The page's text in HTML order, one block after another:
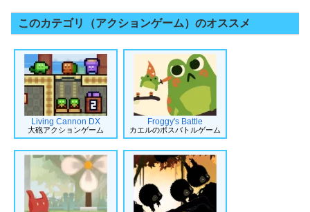
このカテゴリ（アクションゲーム）のオススメ
Living Cannon DX
大砲アクションゲーム
Froggy's Battle
カエルのボスバトルゲーム